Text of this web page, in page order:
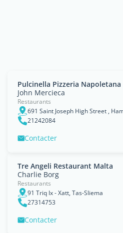
Pulcinella Pizzeria Napoletana
John Mercieca
Restaurants
21242084
Contacter
Tre Angeli Restaurant Malta
Charlie Borg
Restaurants
91 Triq Ix - Xatt, Tas-Sliema
27314753
Contacter